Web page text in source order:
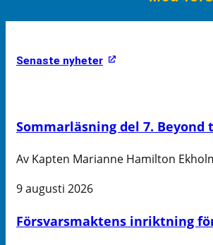
Senaste nyheter
Sommarläsning del 7.
Av Kapten Marianne Hamilton
9 augusti 2026
Försvarsmaktens inriktning